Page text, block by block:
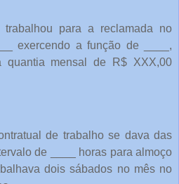
trabalhou para a reclamada no
exercendo a função de ____,
quantia mensal de R$ XXX,00
de trabalho se dava das
de ____ horas para almoço
dois sábados no mês no